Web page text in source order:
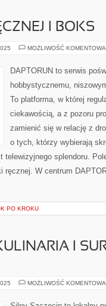
I BOKS
MOŻLIWOŚĆ
DAPTORUN to serwis
hobbystycznemu,
To platforma, w której
ciekawością, a z pozoru
zamienić się w relację z
o tych, którzy wybierają
telewizyjnego splendoru.
ręcznej. W centrum
PO KROKU
I
MOŻLIWOŚĆ